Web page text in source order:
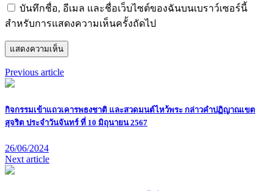
บันทึกชื่อ, อีเมล และชื่อเว็บไซต์ของฉันบนเบราว์เซอร์นี้
สำหรับการแสดงความเห็นครั้งถัดไป
Previous article
กิจกรรมเข้าแถวเคารพธงชาติ และสวดมนต์ไหว้พระ กล่าวคำปฏิญาณเขต
สุจริต ประจำวันจันทร์ ที่ 10 มิถุนายน 2567
26/06/2024
Next article